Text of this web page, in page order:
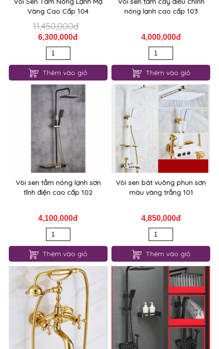
Vàng Cao Cấp 104
11,450,000đ
6,300,000đ
Thêm vào giỏ
nóng lạnh cao cấp 103
4,000,000đ
Thêm vào giỏ
Vòi sen tắm nóng lạnh sơn
tĩnh điện cao cấp 102
4,100,000đ
Thêm vào giỏ
Vòi sen bát vuông phun sơn
màu vàng trắng 101
4,850,000đ
Thêm vào giỏ